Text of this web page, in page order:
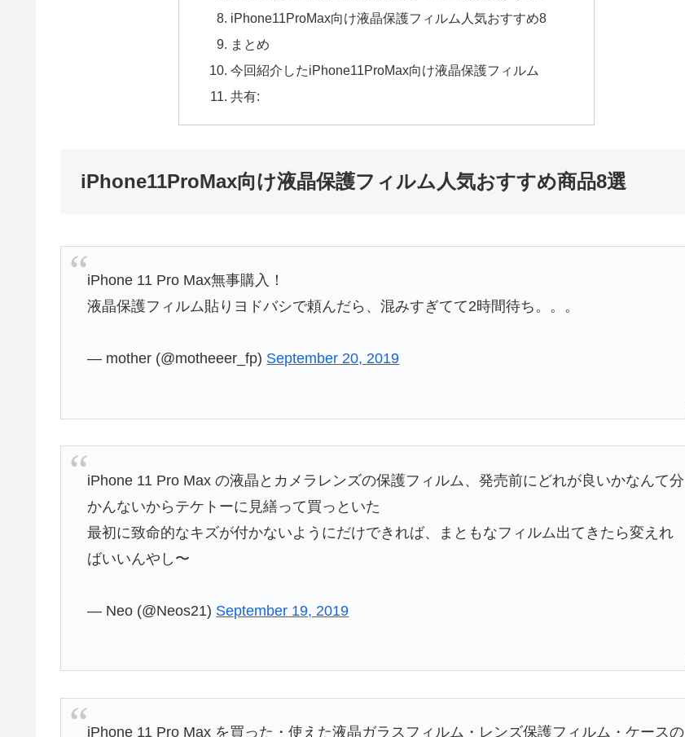
iPhone11ProMax向け液晶保護フィルム人気おすすめ8
まとめ
今回紹介したiPhone11ProMax向け液晶保護フィルム
共有:
iPhone11ProMax向け液晶保護フィルム人気おすすめ商品8選
iPhone 11 Pro Max無事購入！
液晶保護フィルム貼りヨドバシで頼んだら、混みすぎてて2時間待ち。。。
— mother (@motheeer_fp) September 20, 2019
iPhone 11 Pro Max の液晶とカメラレンズの保護フィルム、発売前にどれが良いかなんて分
かんないからテケトーに見繕って買っといた
最初に致命的なキズが付かないようにだけできれば、まともなフィルム出てきたら変えれ
ばいいんやし〜
— Neo (@Neos21) September 19, 2019
iPhone 11 Pro Max を買った・使えた液晶ガラスフィルム・レンズ保護フィルム・ケースの